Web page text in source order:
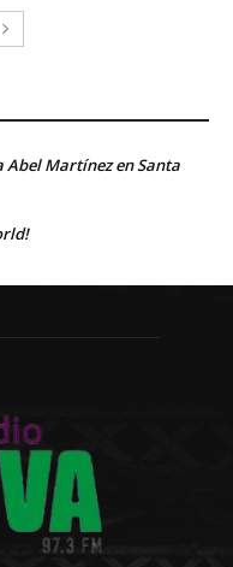
Abel Martínez en Santa